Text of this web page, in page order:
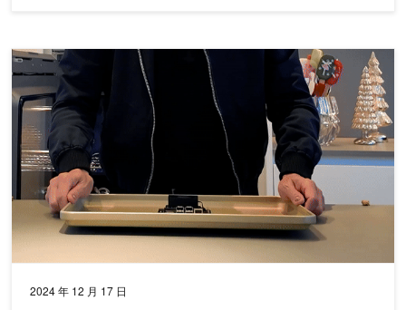
2024 年 12 月 17 日
NVIDIA Jetson Orin Nano 開発者キットを「Super」に強化